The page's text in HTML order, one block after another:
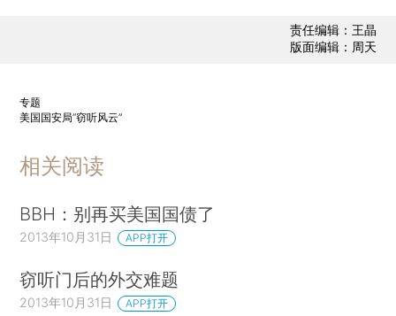
责任编辑：王晶
版面编辑：周天
专题
美国国安局“窃听风云”
相关阅读
BBH：别再买美国国债了
2013年10月31日 APP打开
窃听门后的外交难题
2013年10月31日 APP打开